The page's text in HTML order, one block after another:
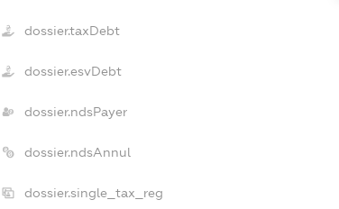
dossier.taxDebt
dossier.esvDebt
dossier.ndsPayer
dossier.ndsAnnul
dossier.single_tax_reg